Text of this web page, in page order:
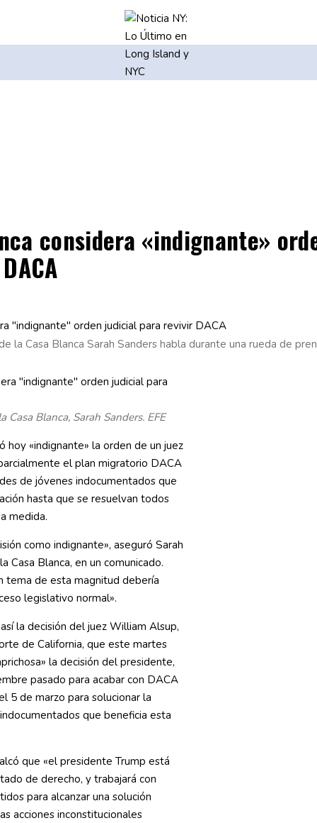
considera «indignante»
la Casa Blanca Sarah Sanders habla durante una rueda de
Casa Blanca, Sarah Sanders. EFE
hoy «indignante» la orden de un juez
el plan migratorio DACA
de jóvenes indocumentados que
hasta que se resuelvan todos
medida.
como indignante», aseguró Sarah
Casa Blanca, en un comunicado.
tema de esta magnitud debería
legislativo normal».
la decisión del juez William Alsup,
de California, que este martes
la decisión del presidente,
pasado para acabar con DACA
5 de marzo para solucionar la
que beneficia esta
que «el presidente Trump está
de derecho, y trabajará con
para alcanzar una solución
acciones inconstitucionales